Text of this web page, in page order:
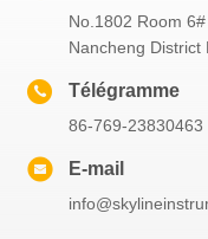
No.1802 Room
Nancheng District
Télégramme
86-769-23830463
E-mail